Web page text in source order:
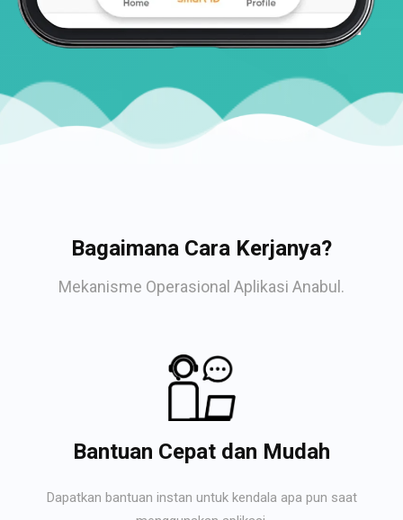
Bagaimana Cara Kerjanya?
Mekanisme Operasional Aplikasi Anabul.
Bantuan Cepat dan Mudah
Dapatkan bantuan instan untuk kendala apa pun saat